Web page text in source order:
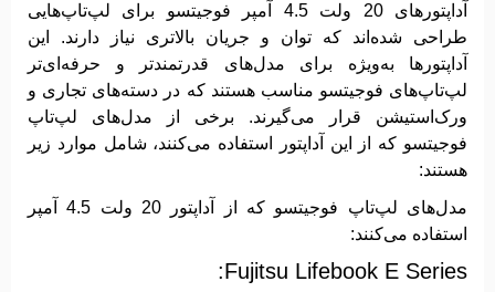
آداپتورهای 20 ولت 4.5 آمپر فوجیتسو برای لپ‌تاپ‌هایی
طراحی شده‌اند که توان و جریان بالاتری نیاز دارند. این
آداپتورها به‌ویژه برای مدل‌های قدرتمندتر و حرفه‌ای‌تر
لپ‌تاپ‌های فوجیتسو مناسب هستند که در دسته‌های تجاری و
ورک‌استیشن قرار می‌گیرند. برخی از مدل‌های لپ‌تاپ
فوجیتسو که از این آداپتور استفاده می‌کنند، شامل موارد زیر
هستند:
مدل‌های لپ‌تاپ فوجیتسو که از آداپتور 20 ولت 4.5 آمپر
استفاده می‌کنند:
Fujitsu Lifebook E Series: